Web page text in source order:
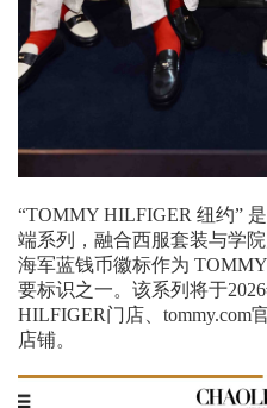
“TOMMY HILFIGER 纽约”
端系列，融合西服套装与学
海军蓝钱币徽标作为
要标识之一。该系列将于
HILFIGER门店、tommy.com
店铺。